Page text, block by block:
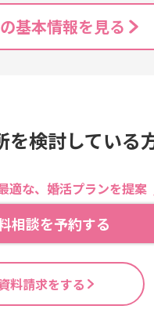
基本情報を見る
を検討している
適な、婚活プランを提案
相談を予約する
料請求をする